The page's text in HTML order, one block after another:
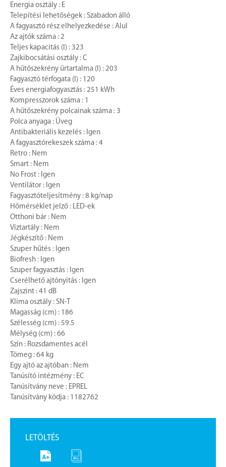
Energia osztály : E
Telepítési lehetőségek : Szabadon álló
A fagyasztó rész elhelyezkedése : Alul
Az ajtók száma : 2
Teljes kapacitás (l) : 323
Zajkibocsátási osztály : C
A hűtőszekrény űrtartalma (l) : 203
Fagyasztó térfogata (l) : 120
Éves energiafogyasztás : 251 kWh
Kompresszorok száma : 1
A hűtőszekrény polcainak száma : 3
Polca anyaga : Üveg
Antibakteriális kezelés : Igen
A fagyasztórekeszek száma : 4
Retro : Nem
Smart : Nem
No Frost : Igen
Ventilátor : Igen
Fagyasztóteljesítmény : 8 kg/nap
Hőmérséklet jelző : LED-ek
Otthoni bár : Nem
Víztartály : Nem
Jégkészítő : Nem
Szuper hűtés : Igen
Biofresh : Igen
Szuper fagyasztás : Igen
Cserélhető ajtónyitás : Igen
Zajszint : 41 dB
Klíma osztály : SN-T
Magasság (cm) : 186
Szélesség (cm) : 59.5
Mélység (cm) : 66
Szín : Rozsdamentes acél
Tömeg : 64 kg
Egy ajtó az ajtóban : Nem
Tanúsító intézmény : EC
Tanúsítvány neve : EPREL
Tanúsítvány kódja : 1182762
LETÖLTÉS